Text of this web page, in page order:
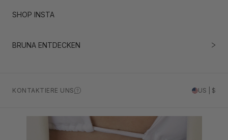
SHOP INSTA
BRUNA ENTDECKEN
KONTAKTIERE UNS US | $